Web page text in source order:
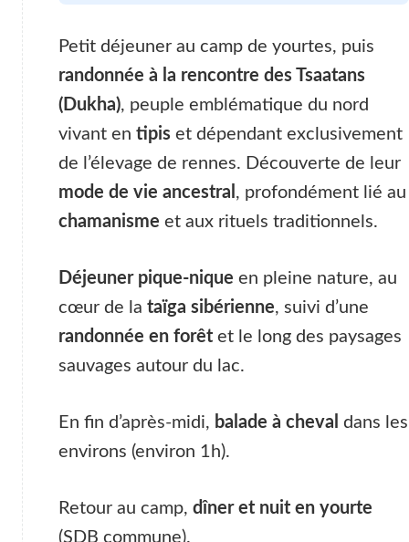
Petit déjeuner au camp de yourtes, puis
randonnée à la rencontre des Tsaatans
(Dukha), peuple emblématique du nord
vivant en tipis et dépendant exclusivement
de l’élevage de rennes. Découverte de leur
mode de vie ancestral , profondément lié au
chamanisme et aux rituels traditionnels.
Déjeuner pique-nique en pleine nature, au
cœur de la taïga sibérienne, suivi d’une
randonnée en forêt et le long des paysages
sauvages autour du lac.
En fin d’après-midi, balade à cheval dans les
environs (environ 1h).
Retour au camp, dîner et nuit en yourte
(SDB commune).